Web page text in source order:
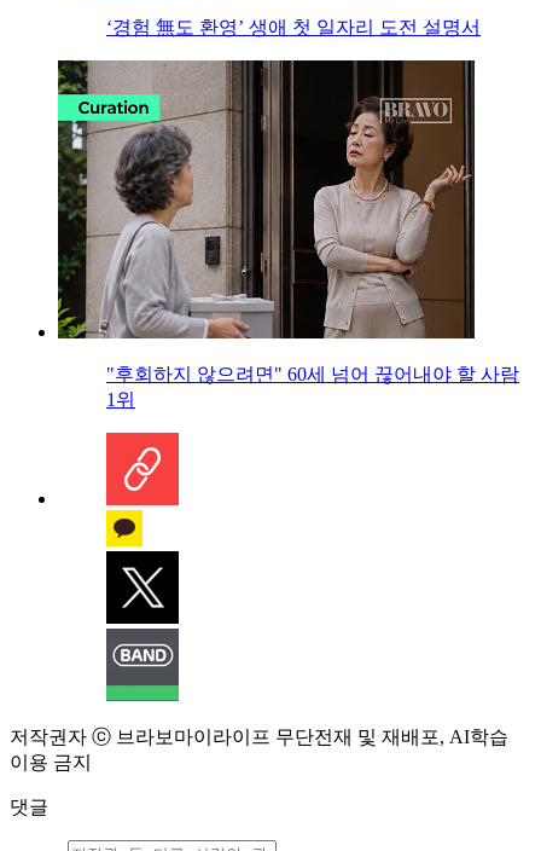
‘경험 無도 환영’ 생애 첫 일자리 도전 설명서
"후회하지 않으려면" 60세 넘어 끊어내야 할 사람
1위
저작권자 ⓒ 브라보마이라이프 무단전재 및 재배포, AI학습
이용 금지
댓글